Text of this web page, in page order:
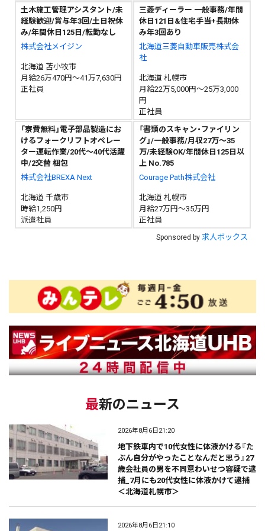
土木施工管理アシスタント/未
経験歓迎/賞与年3回/土日祝休
み/年間休日125日/転勤なし
株式会社メイジン
北海道 苫小牧市
月給26万470円～41万7,630円
正社員
三菱ディーラー 一般事務/年間
休日121日&住宅手当+長期休
み年3回あり
北海道三菱自動車販売株式会
社
北海道 札幌市
月給22万5,000円～25万3,000
円
正社員
「寮費無料」電子部品製造にお
けるフォークリフトオペレー
ター運転作業/20代～40代活躍
中/2交替 梱包
株式会社BREXA Next
北海道 千歳市
時給1,250円
派遣社員
「書類のスキャン・ファイリン
グ」/一般事務/月収27万～35
万/未経験OK/年間休日125日以
上 No.785
Courage Path株式会社
北海道 札幌市
月給27万円～35万円
正社員
Sponsored by 求人ボックス
最新のニュース
2026年8月6日21:20
地下鉄車内で10代女性に体液かける『た
ぶん自分がやったことなんだと思う』27
歳会社員の男を不同意わいせつ容疑で逮
捕_7月にも20代女性に体液かけて逮捕
＜北海道札幌市＞
2026年8月6日21:10